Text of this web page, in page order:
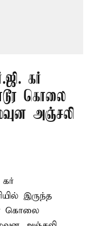
கர்
கொலை
அஞ்சலி
இருந்த
கொலை